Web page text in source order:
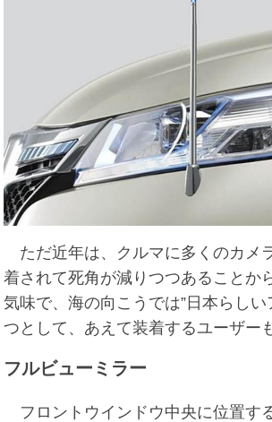
ただ近年は、クルマに多くのカメ
着されて死角が減りつつあることか
気味で、海の向こうでは”日本らしい
つとして、あえて装着するユーザー
フルビューミラー
フロントウインドウ中央に位置す